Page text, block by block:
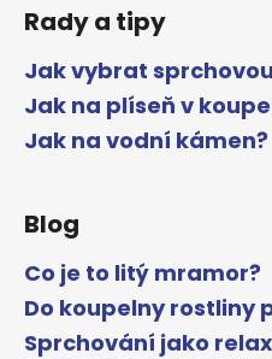
Rady a tipy
Jak vybrat
Jak na plíseň v
Jak na vodní kámen?
Blog
Co je to litý mramor?
Do koupelny rostliny
Sprchování jako relax